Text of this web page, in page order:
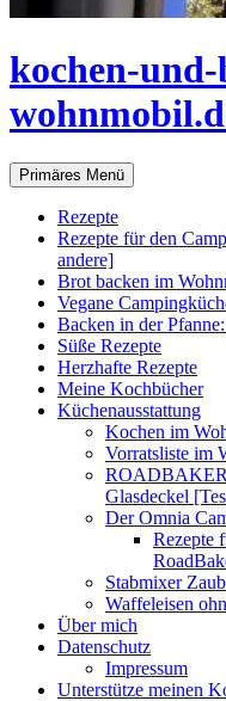
kochen-
Suchen
Primäres Menü
Rezepte
Rezepte für den
andere]
Brot backen im
Vegane
Backen in der
Süße Rezepte
Herzhafte Rezepte
Meine Kochbücher
Küchenausstattung
Kochen im
Vorratsliste im
ROADBAKER
Glasdeckel
Der Omnia
Rezepte
Stabmixer
Waffeleisen
Über mich
Datenschutz
Impressum
Unterstütze meinen